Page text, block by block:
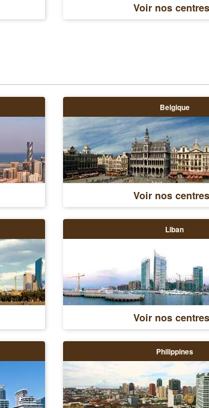
Voir nos centres
Belgique
Voir nos centres
Liban
Voir nos centres
Philippines